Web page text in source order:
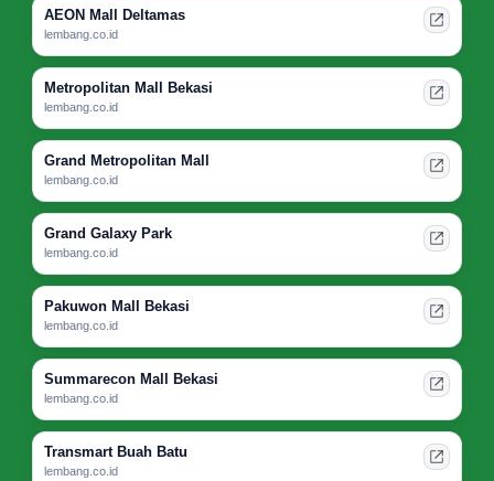
AEON Mall Deltamas
lembang.co.id
Metropolitan Mall Bekasi
lembang.co.id
Grand Metropolitan Mall
lembang.co.id
Grand Galaxy Park
lembang.co.id
Pakuwon Mall Bekasi
lembang.co.id
Summarecon Mall Bekasi
lembang.co.id
Transmart Buah Batu
lembang.co.id